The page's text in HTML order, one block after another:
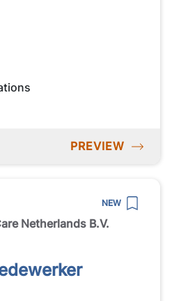
PREVIEW
NEW
Netherlands B.V.